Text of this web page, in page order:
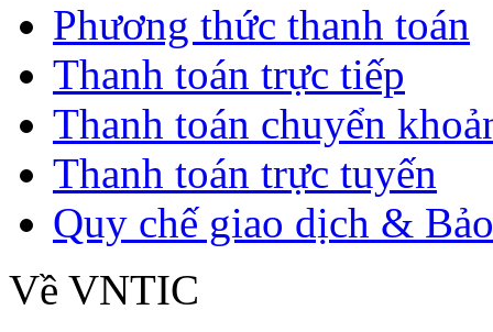
Phương thức thanh toán
Thanh toán trực tiếp
Thanh toán chuyển
Thanh toán trực tuyến
Quy chế giao dịch &
Về VNTIC